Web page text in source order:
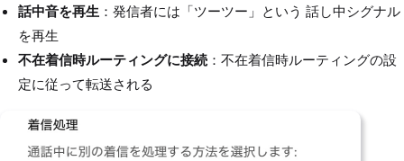
話中音を再生 ：発信者には「ツーツー」という 話し中シグナル
を再生
不在着信時ルーティングに接続 ：不在着信時ルーティングの設
定に従って転送される